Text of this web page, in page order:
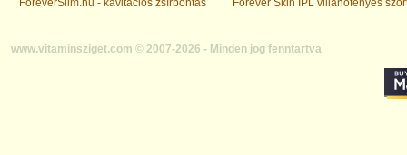
ForeverSlim.hu - kavitációs zsírbontás Forever Skin IPL villanófényes
www.vitaminsziget.com © 2007-2026 - Minden jog fenntartva